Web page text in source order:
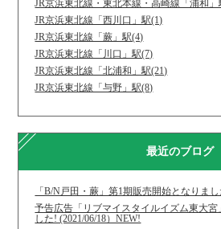
JR京浜東北線・東北本線・高崎線「浦和」
JR京浜東北線「西川口」駅(1)
JR京浜東北線「蕨」駅(4)
JR京浜東北線「川口」駅(7)
JR京浜東北線「北浦和」駅(21)
JR京浜東北線「与野」駅(8)
最近のブログ
「B/N戸田・蕨」第1期販売開始となりま
予告広告「リブマイスタイルイズム東大宮
した! (2021/06/18）NEW!